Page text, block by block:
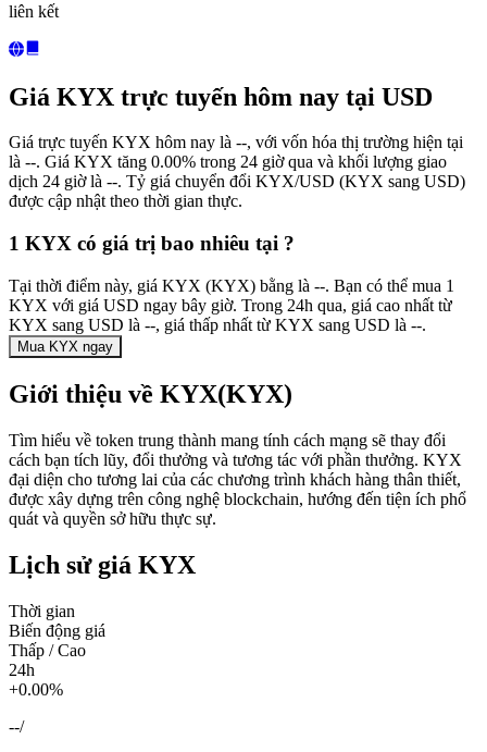
liên kết
Giá KYX trực tuyến hôm nay tại USD
Giá trực tuyến KYX hôm nay là --, với vốn hóa thị trường hiện tại
là --. Giá KYX tăng 0.00% trong 24 giờ qua và khối lượng giao
dịch 24 giờ là --. Tỷ giá chuyển đổi KYX/USD (KYX sang USD)
được cập nhật theo thời gian thực.
1 KYX có giá trị bao nhiêu tại ?
Tại thời điểm này, giá KYX (KYX) bằng là --. Bạn có thể mua 1
KYX với giá USD ngay bây giờ. Trong 24h qua, giá cao nhất từ
KYX sang USD là --, giá thấp nhất từ KYX sang USD là --.
Mua KYX ngay
Giới thiệu về KYX(KYX)
Tìm hiểu về token trung thành mang tính cách mạng sẽ thay đổi
cách bạn tích lũy, đổi thưởng và tương tác với phần thưởng. KYX
đại diện cho tương lai của các chương trình khách hàng thân thiết,
được xây dựng trên công nghệ blockchain, hướng đến tiện ích phổ
quát và quyền sở hữu thực sự.
Lịch sử giá KYX
Thời gian
Biến động giá
Thấp / Cao
24h
+0.00%
--/